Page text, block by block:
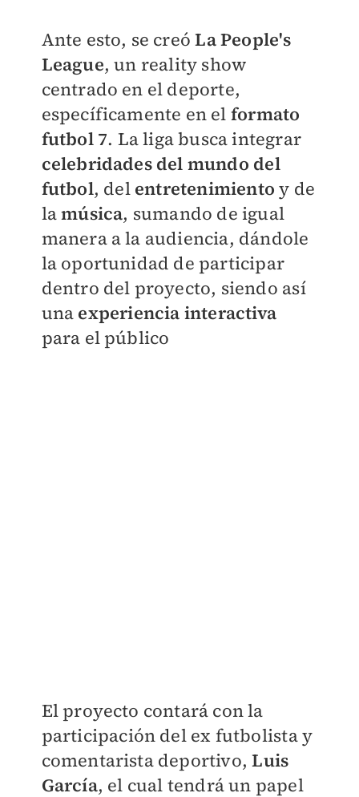
Ante esto, se creóLa People's
League, un reality show
centrado en el deporte,
específicamente en el formato
futbol 7. La liga busca integrar
celebridades del mundo del
futbol, del entretenimiento y de
lamúsica, sumando de igual
manera a la audiencia, dándole
la oportunidad de participar
dentro del proyecto, siendo así
una experiencia interactiva
para el público
El proyecto contará con la
participación del ex futbolista y
comentarista deportivo,Luis
García, el cual tendrá un papel